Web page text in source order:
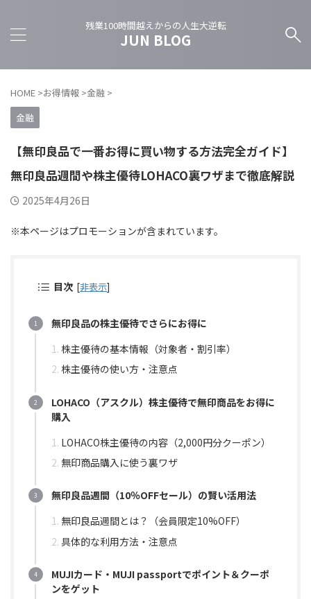
残業100時間越えからの人生大逆転
JUN BLOG
HOME >お得情報 >金融 >
金融
【無印良品で一番お得に買い物する方法完全ガイド】
無印良品週間や株主優待LOHACO裏ワザまで徹底解説
2025年4月26日
※本ページはプロモーションが含まれています。
目次 [非表示]
無印良品の株主優待でさらにお得に
株主優待の基本情報（対象者・割引率）
株主優待の使い方・注意点
LOHACO（アスクル）株主優待で無印商品をお得に
購入
LOHACO株主優待の内容（2,000円分クーポン）
無印商品購入に使う裏ワザ
無印良品週間（10％OFFセール）の賢い活用法
無印良品週間とは？（会員限定10%OFF）
具体的な利用方法・注意点
MUJIカード・MUJI passportでポイント＆クーポ
ンをゲット